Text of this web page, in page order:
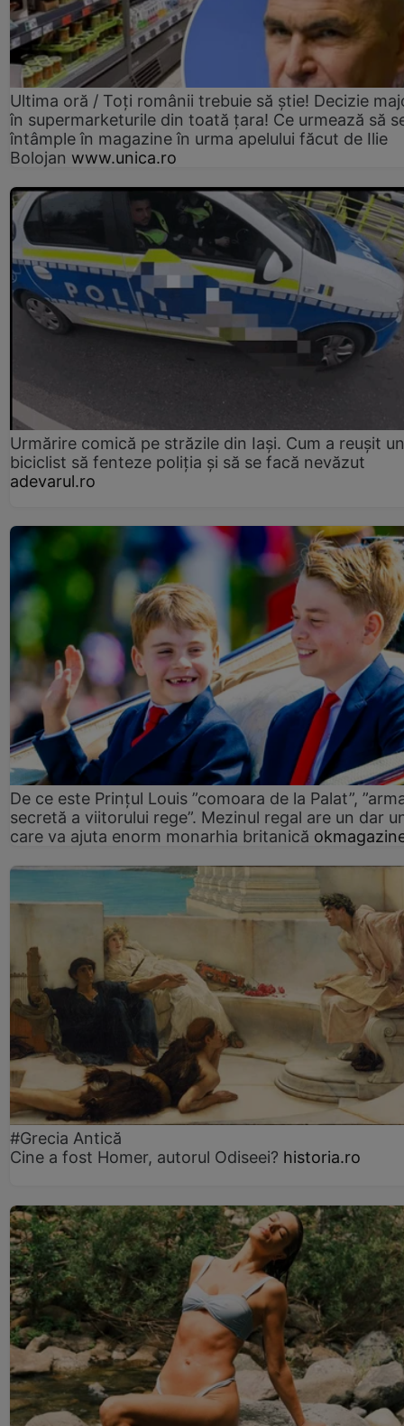
Ultima oră / Toți românii trebuie să știe! Decizie
în supermarketurile din toată țara! Ce urmează să
întâmple în magazine în urma apelului făcut de Ilie
Bolojan www.unica.ro
Urmărire comică pe străzile din Iași. Cum a reușit un
biciclist să fenteze poliția și să se facă nevăzut
adevarul.ro
De ce este Prințul Louis ”comoara de la Palat”,
secretă a viitorului rege”. Mezinul regal are un dar
care va ajuta enorm monarhia britanică
#Grecia Antică
Cine a fost Homer, autorul Odiseei? historia.ro